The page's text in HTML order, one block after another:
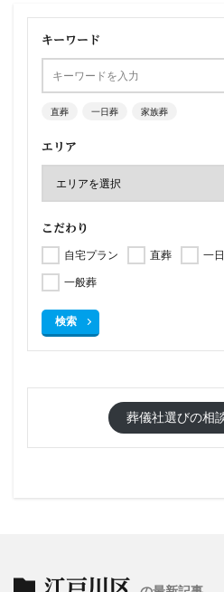
キーワード
直葬 一日葬 家族葬
エリア
こだわり
自宅プラン 直葬 一
一般葬
検索
葬儀社選びの相
江戸川区